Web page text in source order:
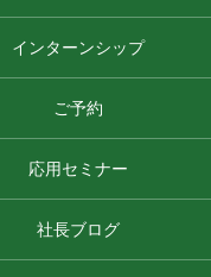
インターンシップ
ご予約
応用セミナー
社長ブログ